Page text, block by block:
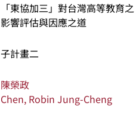
「東協加三」對台灣高等教育之
影響評估與因應之道
子計畫二
陳榮政
Chen, Robin Jung-Cheng